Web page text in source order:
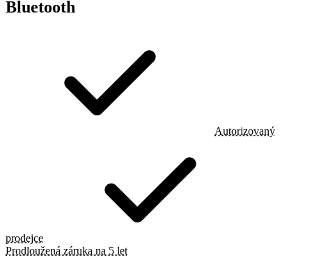
Bluetooth
Autorizovaný
prodejce
Prodloužená záruka na 5 let